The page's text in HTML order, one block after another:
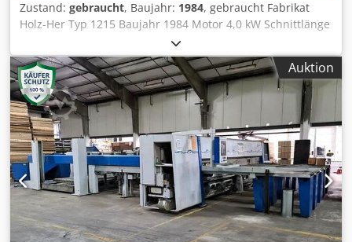
Zustand: gebraucht, Baujahr: 1984, gebraucht Fabrikat
Holz-Her Typ 1215 Baujahr 1984 Motor 4,0 kW Schnittlänge
ca. 5300 mm Schnitthöhe ca. 2200 mm Mittelauflage
Sägeblattdurchmesser ca. 300 mm, Schnitttiefe 80 mm
Crsdpfxovwgi Ie Aixjf freistehend Lattenrost abrückend
Lagerort 97447 Gerolzhofen, frei verladen, unverpackt
Übergabe im Istzustand wie besichtigt, ohne Garantie und
Gewährleistung
Auktion